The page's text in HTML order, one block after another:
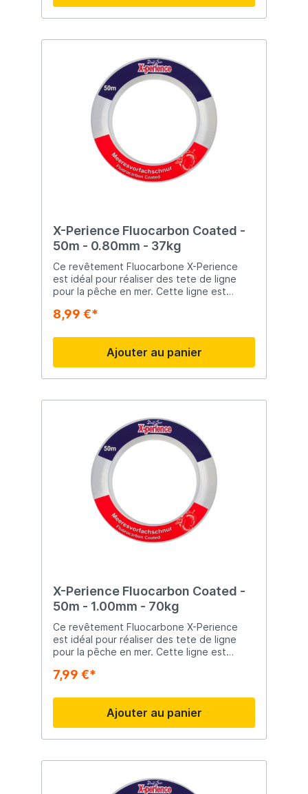
X-Perience Fluocarbon Coated -
50m - 0.80mm - 37kg
Ce revêtement Fluocarbone X-Perience
est idéal pour réaliser des tete de ligne
pour la pêche en mer. Cette ligne est
sous l'eau et extrêmement résistante à
8,99 €*
Ajouter au panier
X-Perience Fluocarbon Coated -
50m - 1.00mm - 70kg
Ce revêtement Fluocarbone X-Perience
est idéal pour réaliser des tete de ligne
pour la pêche en mer. Cette ligne est
sous l'eau et extrêmement résistante à
7,99 €*
Ajouter au panier